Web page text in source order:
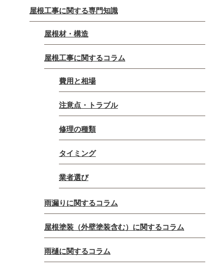
屋根工事に関する専門知識
屋根材・構造
屋根工事に関するコラム
費用と相場
注意点・トラブル
修理の種類
タイミング
業者選び
雨漏りに関するコラム
屋根塗装（外壁塗装含む）に関するコラム
雨樋に関するコラム